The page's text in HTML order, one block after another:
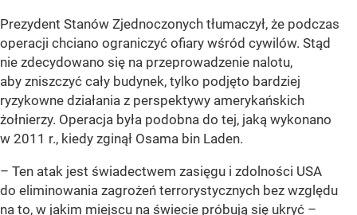
Prezydent Stanów Zjednoczonych tłumaczył, że podczas
operacji chciano ograniczyć ofiary wśród cywilów. Stąd
nie zdecydowano się na przeprowadzenie nalotu,
aby zniszczyć cały budynek, tylko podjęto bardziej
ryzykowne działania z perspektywy amerykańskich
żołnierzy. Operacja była podobna do tej, jaką wykonano
w 2011 r., kiedy zginął Osama bin Laden.
– Ten atak jest świadectwem zasięgu i zdolności USA
do eliminowania zagrożeń terrorystycznych bez względu
na to, w jakim miejscu na świecie próbują się ukryć –